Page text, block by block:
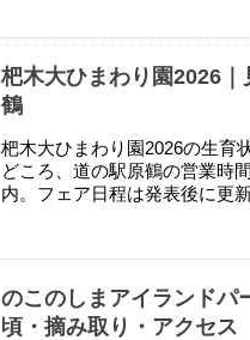
杷木大ひまわり園2026
鶴
杷木大ひまわり園2026の生育
どころ、道の駅原鶴の営業時
内。フェア日程は発表後に更新
のこのしまアイランドパ
頃・摘み取り・アクセス